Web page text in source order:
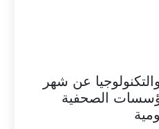
عن شهر
بالمؤسسات الصحفية